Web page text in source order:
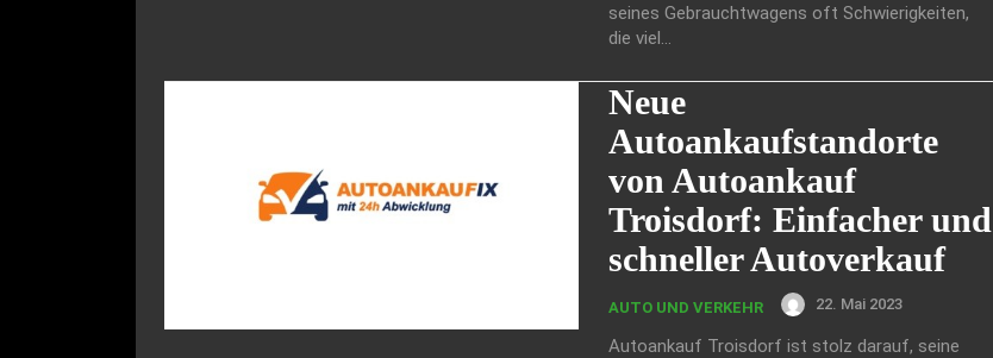
seines Gebrauchtwagens oft Schwierigkeiten,
die viel...
Neue
Autoankaufstandorte
von Autoankauf
Troisdorf: Einfacher und
schneller Autoverkauf
AUTO UND VERKEHR 22. Mai 2023
Autoankauf Troisdorf ist stolz darauf, seine